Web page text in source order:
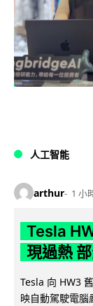
人工智能
arthur 1 小
Tesla
現過熱
Tesla 向 HW3
映自動駕駛電腦